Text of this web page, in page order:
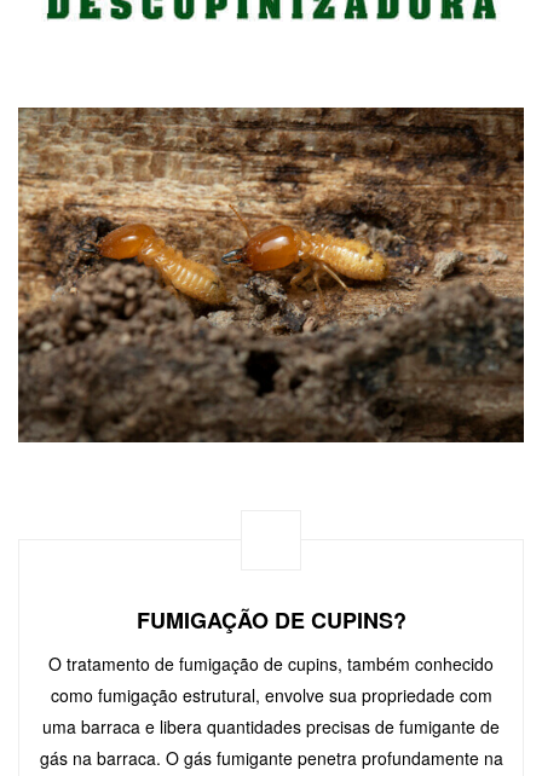
FUMIGAÇÃO DE CUPINS?
O tratamento de fumigação de cupins, também conhecido
como fumigação estrutural, envolve sua propriedade com
uma barraca e libera quantidades precisas de fumigante de
gás na barraca. O gás fumigante penetra profundamente na